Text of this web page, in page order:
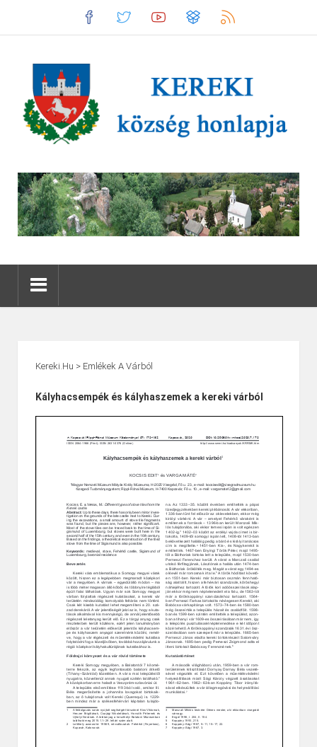
Kereki.hu > Emlékek A Várból
Kályhacsempék és kályhaszemek a kereki várból